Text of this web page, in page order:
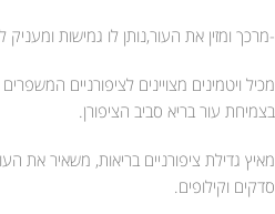
-מרכך ומזין את העור,נותן לו גמישות ומעניק
מכיל ויטמינים מצויינים לציפורניים
בצמיחת עור בריא סביב הציפורן.
מאיץ גדילת ציפורניים בריאות, משאיר את
סדקים וקילופים.